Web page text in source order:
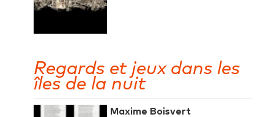
Regards et jeux dans les
îles de la nuit
Maxime Boisvert